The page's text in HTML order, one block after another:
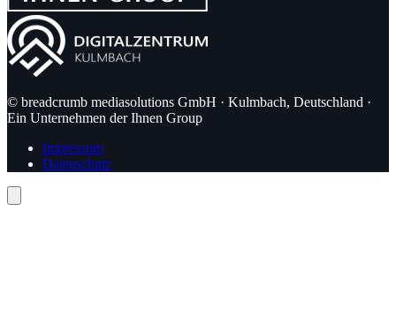
© breadcrumb mediasolutions GmbH · Kulmbach, Deutschland ·
Ein Unternehmen der Ihnen Group
Impressum
Datenschutz